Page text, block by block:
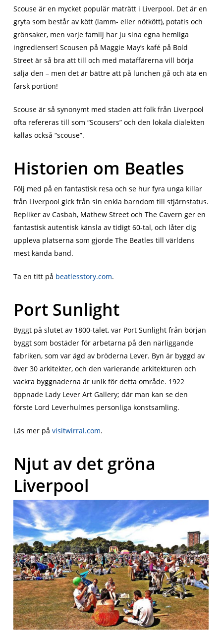
Scouse är en mycket populär maträtt i Liverpool. Det är en
gryta som består av kött (lamm- eller nötkött), potatis och
grönsaker, men varje familj har ju sina egna hemliga
ingredienser! Scousen på Maggie May’s kafé på Bold
Street är så bra att till och med mataffärerna vill börja
sälja den – men det är bättre att på lunchen gå och äta en
färsk portion!
Scouse är så synonymt med staden att folk från Liverpool
ofta refereras till som “Scousers” och den lokala dialekten
kallas också “scouse”.
Historien om Beatles
Följ med på en fantastisk resa och se hur fyra unga killar
från Liverpool gick från sin enkla barndom till stjärnstatus.
Repliker av Casbah, Mathew Street och The Cavern ger en
fantastisk autentisk känsla av tidigt 60-tal, och låter dig
uppleva platserna som gjorde The Beatles till världens
mest kända band.
Ta en titt på beatlesstory.com.
Port Sunlight
Byggt på slutet av 1800-talet, var Port Sunlight från början
byggt som bostäder för arbetarna på den närliggande
fabriken, som var ägd av bröderna Lever. Byn är byggd av
över 30 arkitekter, och den varierande arkitekturen och
vackra byggnaderna är unik för detta område. 1922
öppnade Lady Lever Art Gallery; där man kan se den
förste Lord Leverhulmes personliga konstsamling.
Läs mer på visitwirral.com.
Njut av det gröna
Liverpool